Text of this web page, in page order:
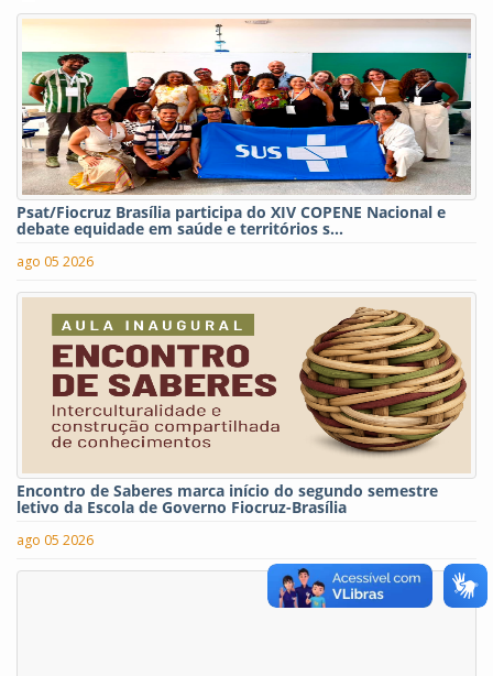
Psat/Fiocruz Brasília participa do XIV COPENE Nacional e
debate equidade em saúde e territórios s...
ago 05 2026
Encontro de Saberes marca início do segundo semestre
letivo da Escola de Governo Fiocruz-Brasília
ago 05 2026